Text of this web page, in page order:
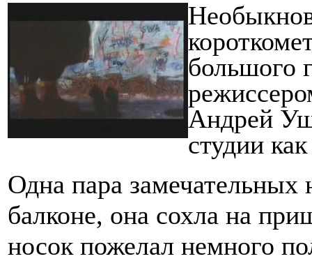
большого
Андрей
студии
Одна пара замечательных
балконе, она сохла на
носок пожелал немного